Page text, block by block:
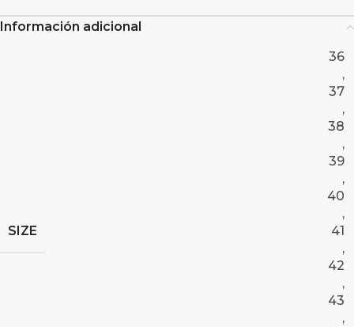
Información adicional
SIZE
36
,
37
,
38
,
39
,
40
,
41
,
42
,
43
,